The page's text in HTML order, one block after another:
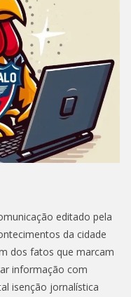
editado pela
da cidade
dos fatos que marcam
informação com
isenção jornalística